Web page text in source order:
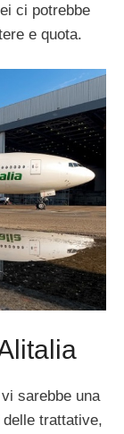
ci potrebbe
e quota.
sarebbe una
trattative,